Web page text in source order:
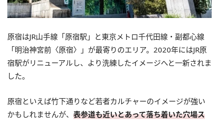
原宿はJR山手線「原宿駅」と東京メトロ千代田線・副都心線
「明治神宮前〈原宿〉」が最寄りのエリア。2020年にはJR原
宿駅がリニューアルし、より洗練したイメージへと一新されま
した。
原宿といえば竹下通りなど若者カルチャーのイメージが強い
かもしれませんが、 表参道も近いとあって落ち着いた穴場ス